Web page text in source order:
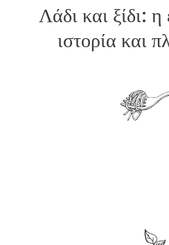
Λάδι και ξίδι:
ιστορία και